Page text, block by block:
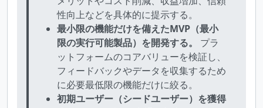
性向上などを具体的に提示する。
最小限の機能だけを備えたMVP（最小
限の実行可能製品）を開発する。
プラ
ットフォームのコアバリューを検証し、
フィードバックやデータを収集するため
に必要最低限の機能だけに絞る。
初期ユーザー（シードユーザー）を獲得